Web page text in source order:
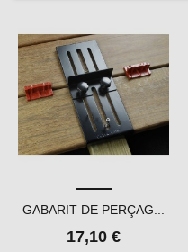
GABARIT DE PERÇAG...
17,10 €